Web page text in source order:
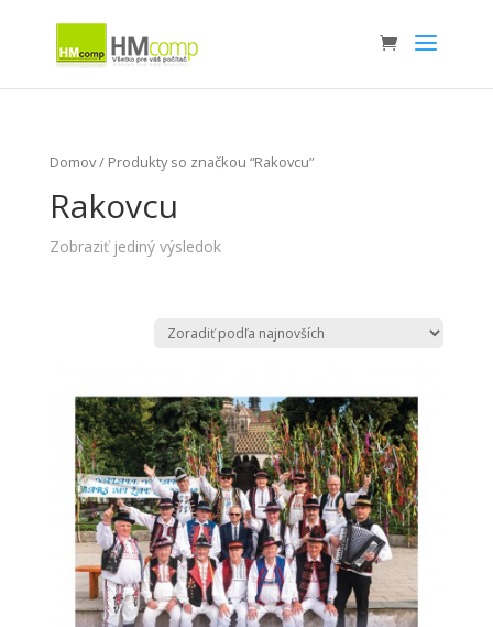
Domov/ Produkty so značkou “Rakovcu”
Rakovcu
Zobraziť jediný výsledok